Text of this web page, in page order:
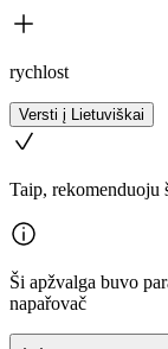
rychlost
Versti į Lietuviškai
Taip, rekomenduoju
Ši apžvalga buvo
napařovač